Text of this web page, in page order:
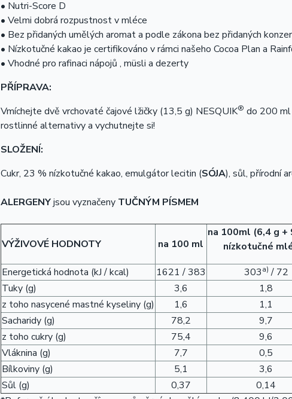
• Nutri-Score D
• Velmi dobrá rozpustnost v mléce
• Bez přidaných umělých aromat a podle zákona bez přidaných
• Nízkotučné kakao je certifikováno v rámci našeho Cocoa Plan a
• Vhodné pro rafinaci nápojů , müsli a dezerty
PŘÍPRAVA:
Vmíchejte dvě vrchovaté čajové lžičky (13,5 g) NESQUIK® do 200 ml
rostlinné alternativy a vychutnejte si!
SLOŽENÍ:
Cukr, 23 % nízkotučné kakao, emulgátor lecitin (SÓJA), sůl, přírodní
ALERGENYjsou vyznačeny TUČNÝM PÍSMEM
VÝŽIVOVÉ HODNOTY na 100 ml
na 100ml (6,4 g +
nízkotučné
Energetická hodnota (kJ / kcal) 1621 / 383 303a) / 72
Tuky (g)
3,6 1,8
z toho nasycené mastné kyseliny (g)
1,6 1,1
Sacharidy (g)
78,2 9,7
z toho cukry (g)
75,4 9,6
Vláknina (g)
7,7 0,5
Bílkoviny (g)
5,1 3,6
Sůl (g)
0,37 0,14